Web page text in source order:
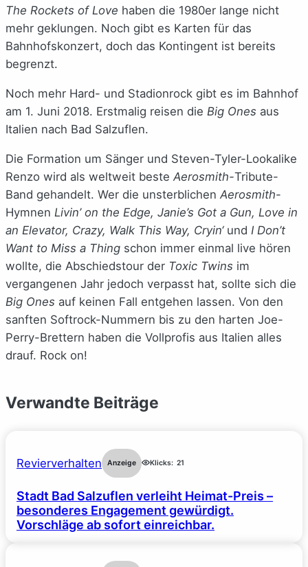
The Rockets of Love haben die 1980er lange nicht
mehr geklungen. Noch gibt es Karten für das
Bahnhofskonzert, doch das Kontingent ist bereits
begrenzt.
Noch mehr Hard- und Stadionrock gibt es im Bahnhof
am 1. Juni 2018. Erstmalig reisen die Big Ones aus
Italien nach Bad Salzuflen.
Die Formation um Sänger und Steven-Tyler-Lookalike
Renzo wird als weltweit beste Aerosmith-Tribute-
Band gehandelt. Wer die unsterblichen Aerosmith-
Hymnen Livin’ on the Edge, Janie’s Got a Gun, Love in
an Elevator, Crazy, Walk This Way, Cryin‘ und I Don’t
Want to Miss a Thing schon immer einmal live hören
wollte, die Abschiedstour der Toxic Twins im
vergangenen Jahr jedoch verpasst hat, sollte sich die
Big Ones auf keinen Fall entgehen lassen. Von den
sanften Softrock-Nummern bis zu den harten Joe-
Perry-Brettern haben die Vollprofis aus Italien alles
drauf. Rock on!
Verwandte Beiträge
Revierverhalten Anzeige Klicks: 21
Stadt Bad Salzuflen verleiht Heimat-Preis –
besonderes Engagement gewürdigt.
Vorschläge ab sofort einreichbar.